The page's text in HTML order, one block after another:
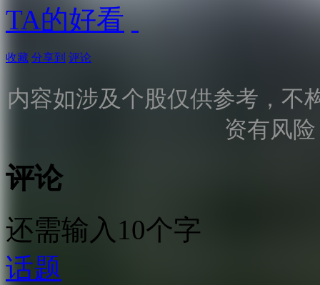
TA的好看
收藏 分享到 评论
内容如涉及个股仅供参考，不
资有风
评论
还需输入10个字
话题